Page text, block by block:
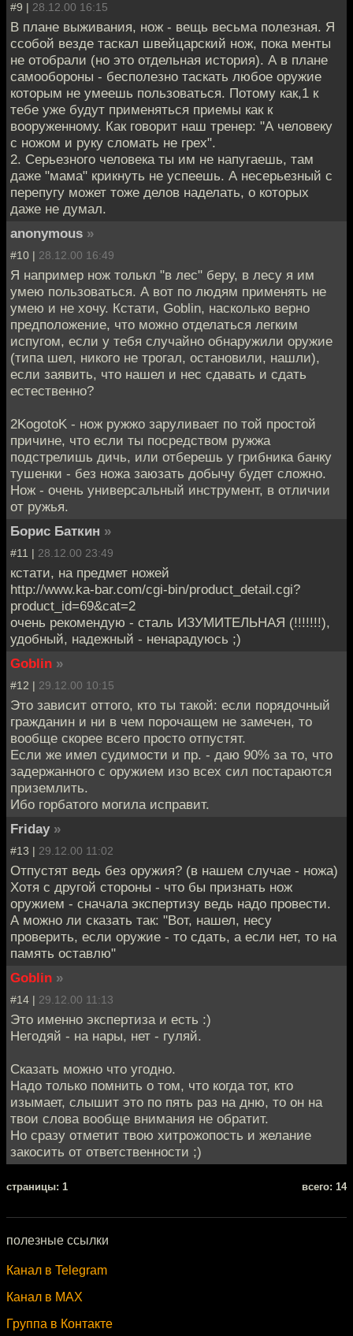
#9 | 28.12.00 16:15
В плане выживания, нож - вещь весьма полезная. Я
ссобой везде таскал швейцарский нож, пока менты
не отобрали (но это отдельная история). А в плане
самообороны - бесполезно таскать любое оружие
которым не умеешь пользоваться. Потому как,1 к
тебе уже будут применяться приемы как к
вооруженному. Как говорит наш тренер: "А человеку
с ножом и руку сломать не грех".
2. Серьезного человека ты им не напугаешь, там
даже "мама" крикнуть не успеешь. А несерьезный с
перепугу может тоже делов наделать, о которых
даже не думал.
anonymous »
#10 | 28.12.00 16:49
Я например нож толькл "в лес" беру, в лесу я им
умею пользоваться. А вот по людям применять не
умею и не хочу. Кстати, Goblin, насколько верно
предположение, что можно отделаться легким
испугом, если у тебя случайно обнаружили оружие
(типа шел, никого не трогал, остановили, нашли),
если заявить, что нашел и нес сдавать и сдать
естественно?
2KogotoK - нож ружжо заруливает по той простой
причине, что если ты посредством ружжа
подстрелишь дичь, или отберешь у грибника банку
тушенки - без ножа заюзать добычу будет сложно.
Нож - очень универсальный инструмент, в отличии
от ружья.
Борис Баткин »
#11 | 28.12.00 23:49
кстати, на предмет ножей
http://www.ka-bar.com/cgi-bin/product_detail.cgi?
product_id=69&cat=2
очень рекомендую - сталь ИЗУМИТЕЛЬНАЯ (!!!!!!!),
удобный, надежный - ненарадуюсь ;)
Goblin »
#12 | 29.12.00 10:15
Это зависит оттого, кто ты такой: если порядочный
гражданин и ни в чем порочащем не замечен, то
вообще скорее всего просто отпустят.
Если же имел судимости и пр. - даю 90% за то, что
задержанного с оружием изо всех сил постараются
приземлить.
Ибо горбатого могила исправит.
Friday »
#13 | 29.12.00 11:02
Отпустят ведь без оружия? (в нашем случае - ножа)
Хотя с другой стороны - что бы признать нож
оружием - сначала экспертизу ведь надо провести.
А можно ли сказать так: "Вот, нашел, несу
проверить, если оружие - то сдать, а если нет, то на
память оставлю"
Goblin »
#14 | 29.12.00 11:13
Это именно экспертиза и есть :)
Негодяй - на нары, нет - гуляй.
Сказать можно что угодно.
Надо только помнить о том, что когда тот, кто
изымает, слышит это по пять раз на дню, то он на
твои слова вообще внимания не обратит.
Но сразу отметит твою хитрожопость и желание
закосить от ответственности ;)
cтраницы: 1 всего: 14
полезные ссылки
Канал в Telegram
Канал в MAX
Группа в Контакте